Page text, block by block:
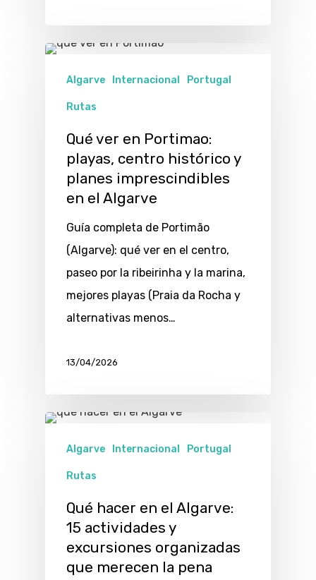
Algarve Internacional Portugal
Rutas
Qué ver en Portimao:
playas, centro histórico y
planes imprescindibles
en el Algarve
Guía completa de Portimão
(Algarve): qué ver en el centro,
paseo por la ribeirinha y la marina,
mejores playas (Praia da Rocha y
alternativas menos…
13/04/2026
Algarve Internacional Portugal
Rutas
Qué hacer en el Algarve:
15 actividades y
excursiones organizadas
que merecen la pena